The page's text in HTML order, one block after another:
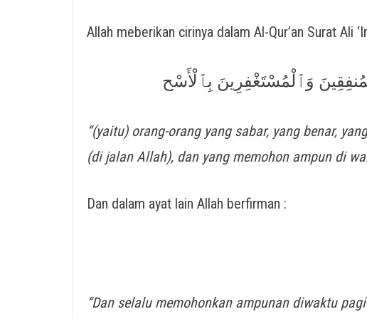
Allah meberikan cirinya dalam Al-Qur’an Surat Ali
وَٱلْمُسْتَغْفِرِينَ بِٱلْأَسْح
“(yaitu) orang-orang yang sabar, yang benar,
(di jalan Allah), dan yang memohon ampun di
Dan dalam ayat lain Allah berfirman :
“Dan selalu memohonkan ampunan diwaktu